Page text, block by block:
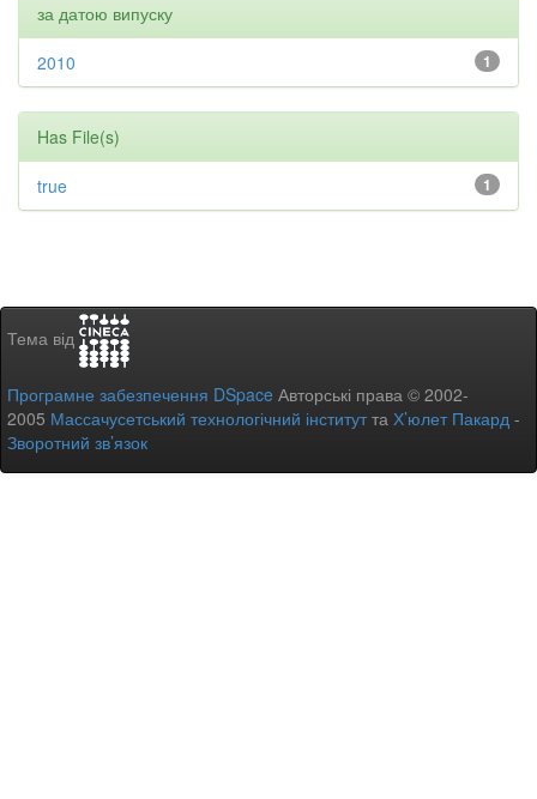
за датою випуску
1
2010
Has File(s)
1
true
Тема від
Програмне забезпечення DSpace Авторські права © 2002-
2005 Массачусетський технологічний інститутта Х’юлет Пакард -
Зворотний зв’язок